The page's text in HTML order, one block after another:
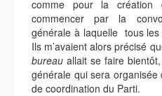
comme pour la création
commencer par la
générale à laquelle tous
Ils m’avaient alors précisé
bureau allait se faire
générale qui sera
de coordination du Parti.